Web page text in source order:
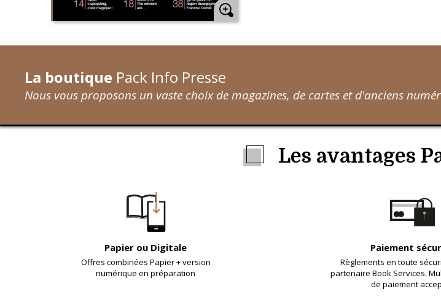
La boutique Pack Info Presse
Nous vous proposons un vaste choix de magazines, de cartes et d'anciens
Les avantages
Papier ou Digitale
Offres combinées Papier + version
numérique en préparation
Paiement
Règlements en toute
partenaire Book Services.
de paiement